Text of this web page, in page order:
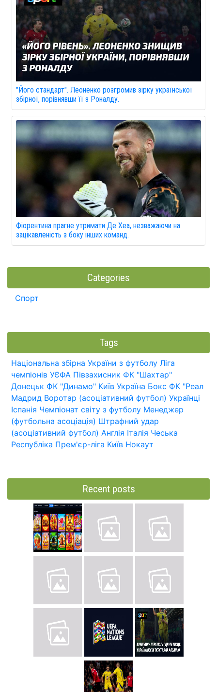
"Його стандарт". Леоненко розгромив зірку української
збірної, порівнявши її з Роналду.
Фіорентина прагне утримати Де Хеа, незважаючи на
зацікавленість з боку інших команд.
Categories
Спорт
Tags
Національна збірна України з футболу Ліга
чемпіонів УЄФА Півзахисник ФК "Шахтар"
Донецьк ФК "Динамо" Київ Україна Бокс ФК "Реал
Мадрид Воротар (асоціативний футбол) Українці
Іспанія Чемпіонат світу з футболу Менеджер
(футбольна асоціація) Штрафний удар
(асоціативний футбол) Англія Італія Чеська
Республіка Прем'єр-ліга Київ Нокаут
Recent posts